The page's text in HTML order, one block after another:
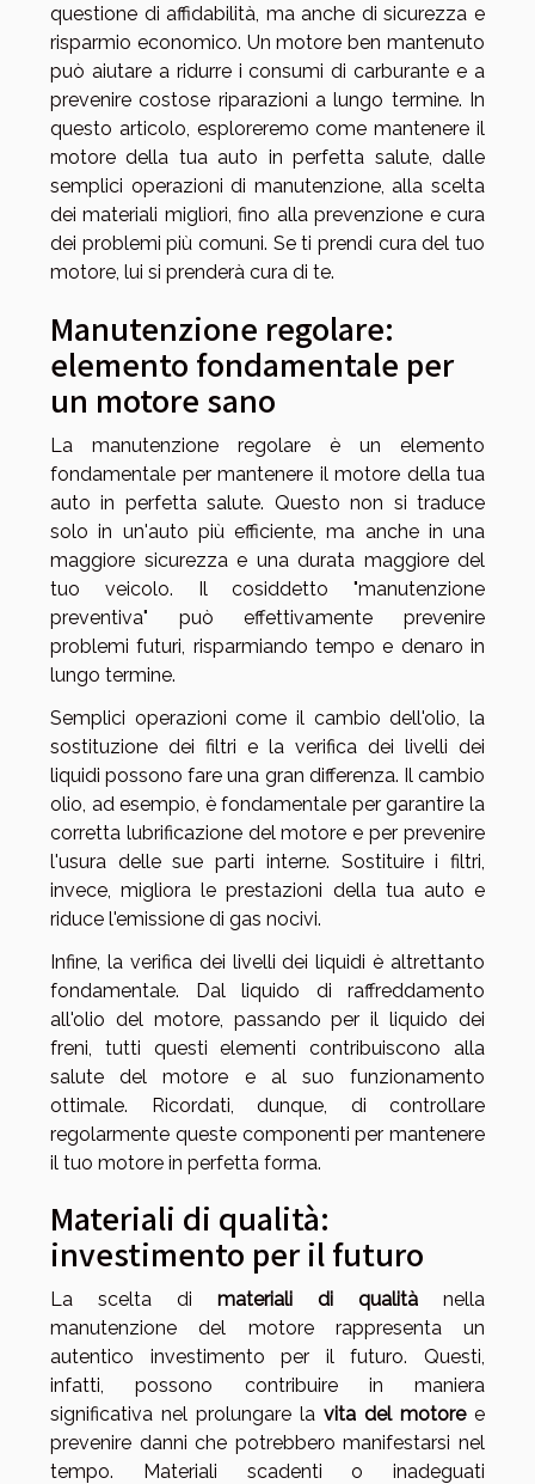
questione di affidabilità, ma anche di sicurezza e
risparmio economico. Un motore ben mantenuto
può aiutare a ridurre i consumi di carburante e a
prevenire costose riparazioni a lungo termine. In
questo articolo, esploreremo come mantenere il
motore della tua auto in perfetta salute, dalle
semplici operazioni di manutenzione, alla scelta
dei materiali migliori, fino alla prevenzione e cura
dei problemi più comuni. Se ti prendi cura del tuo
motore, lui si prenderà cura di te.
Manutenzione regolare:
elemento fondamentale per
un motore sano
La manutenzione regolare è un elemento
fondamentale per mantenere il motore della tua
auto in perfetta salute. Questo non si traduce
solo in un'auto più efficiente, ma anche in una
maggiore sicurezza e una durata maggiore del
tuo veicolo. Il cosiddetto "manutenzione
preventiva" può effettivamente prevenire
problemi futuri, risparmiando tempo e denaro in
lungo termine.
Semplici operazioni come il cambio dell'olio, la
sostituzione dei filtri e la verifica dei livelli dei
liquidi possono fare una gran differenza. Il cambio
olio, ad esempio, è fondamentale per garantire la
corretta lubrificazione del motore e per prevenire
l'usura delle sue parti interne. Sostituire i filtri,
invece, migliora le prestazioni della tua auto e
riduce l'emissione di gas nocivi.
Infine, la verifica dei livelli dei liquidi è altrettanto
fondamentale. Dal liquido di raffreddamento
all'olio del motore, passando per il liquido dei
freni, tutti questi elementi contribuiscono alla
salute del motore e al suo funzionamento
ottimale. Ricordati, dunque, di controllare
regolarmente queste componenti per mantenere
il tuo motore in perfetta forma.
Materiali di qualità:
investimento per il futuro
La scelta di materiali di qualità nella
manutenzione del motore rappresenta un
autentico investimento per il futuro. Questi,
infatti, possono contribuire in maniera
significativa nel prolungare la vita del motoree
prevenire danni che potrebbero manifestarsi nel
tempo. Materiali scadenti o inadeguati